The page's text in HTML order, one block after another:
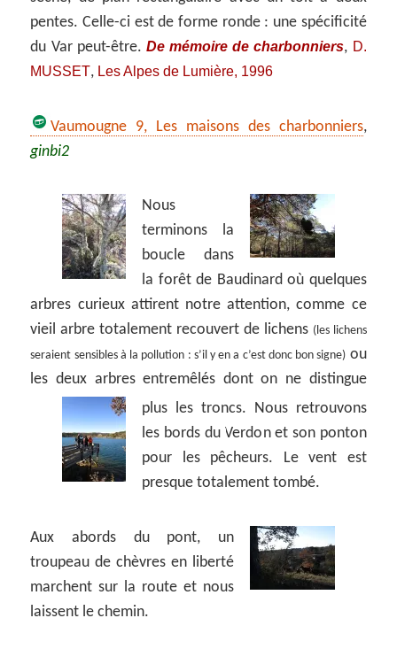
pentes. Celle-ci est de forme ronde : une spécificité
du Var peut-être. De mémoire de charbonniers, D.
MUSSET, Les Alpes de Lumière, 1996
Vaumougne 9, Les maisons des charbonniers,
ginbi2
Nous
terminons la
boucle dans
la forêt de Baudinard où quelques
arbres curieux attirent notre attention, comme ce
vieil arbre totalement recouvert de lichens (les lichens
seraient sensibles à la pollution : s’il y en a c’est donc bon signe) ou
les deux arbres entremêlés dont on ne distingue
plus les troncs. Nous retrouvons
les bords du Verdon et son ponton
pour les pêcheurs. Le vent est
presque totalement tombé.
Aux abords du pont, un
troupeau de chèvres en liberté
marchent sur la route et nous
laissent le chemin.